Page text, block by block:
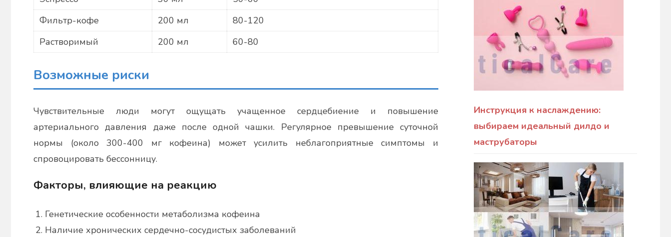
Фильтр-кофе
200 мл
80-120
Растворимый
200 мл 60-80
Возможные риски
Чувствительные люди могут ощущать учащенное сердцебиение и повышение
артериального давления даже после одной чашки. Регулярное превышение суточной
нормы (около 300-400 мг кофеина) может усилить неблагоприятные симптомы и
спровоцировать бессонницу.
Факторы, влияющие на реакцию
Генетические особенности метаболизма кофеина
Наличие хронических сердечно-сосудистых заболеваний
Инструкция к наслаждению:
выбираем идеальный дилдо и
маструбаторы